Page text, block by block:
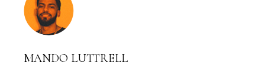
MANDO LUTTRELL